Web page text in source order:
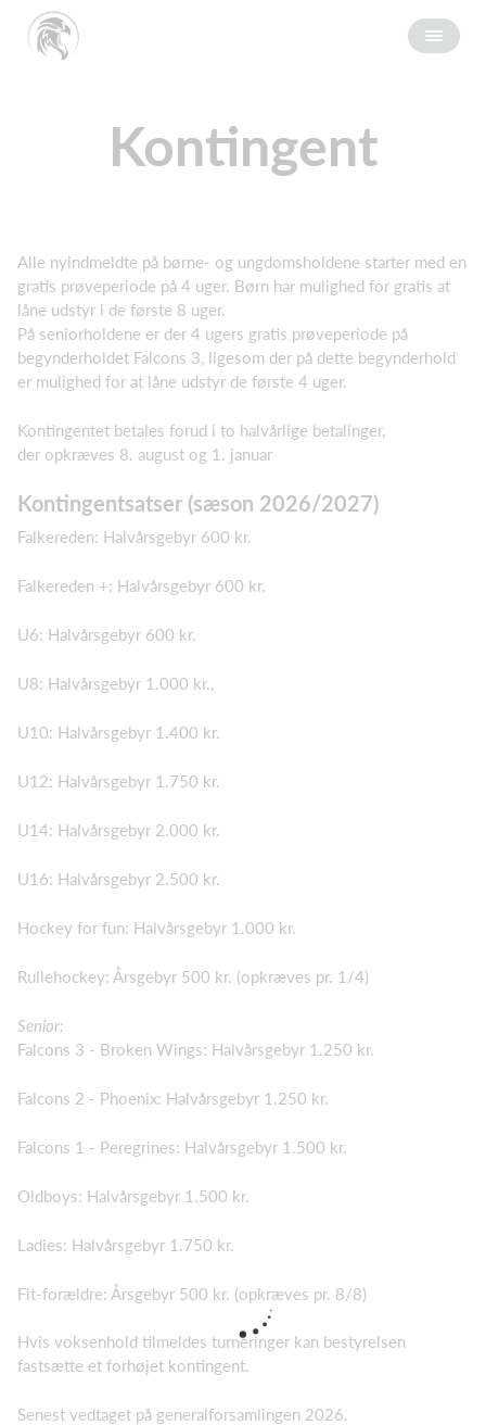
Kontingent
Alle nyindmeldte på børne- og ungdomsholdene starter med en
gratis prøveperiode på 4 uger. Børn har mulighed for gratis at
låne udstyr i de første 8 uger.
På seniorholdene er der 4 ugers gratis prøveperiode på
begynderholdet Falcons 3, ligesom der på dette begynderhold
er mulighed for at låne udstyr de første 4 uger.
Kontingentet betales forud i to halvårlige betalinger,
der opkræves 8. august og 1. januar
Kontingentsatser (sæson 2026/2027)
Falkereden: Halvårsgebyr 600 kr.
Falkereden +: Halvårsgebyr 600 kr.
U6: Halvårsgebyr 600 kr.
U8: Halvårsgebyr 1.000 kr.,
U10: Halvårsgebyr 1.400 kr.
U12: Halvårsgebyr 1.750 kr.
U14: Halvårsgebyr 2.000 kr.
U16: Halvårsgebyr 2.500 kr.
Hockey for fun: Halvårsgebyr 1.000 kr.
Rullehockey: Årsgebyr 500 kr. (opkræves pr. 1/4)
Senior:
Falcons 3 - Broken Wings: Halvårsgebyr 1.250 kr.
Falcons 2 - Phoenix: Halvårsgebyr 1.250 kr.
Falcons 1 - Peregrines: Halvårsgebyr 1.500 kr.
Oldboys: Halvårsgebyr 1.500 kr.
Ladies: Halvårsgebyr 1.750 kr.
Fit-forældre: Årsgebyr 500 kr. (opkræves pr. 8/8)
Hvis voksenhold tilmeldes turneringer kan bestyrelsen
fastsætte et forhøjet kontingent.
Senest vedtaget på generalforsamlingen 2026.